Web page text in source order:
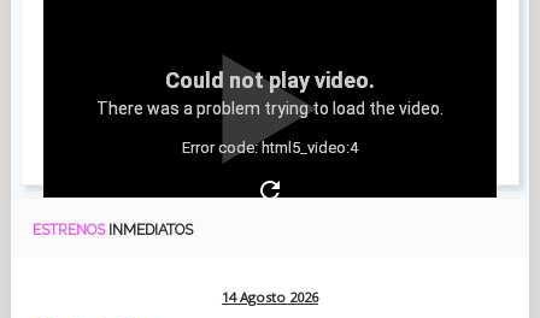
Could not play video.
There was a problem trying to load the video.
Error code: html5_video:4
ESTRENOS INMEDIATOS
14 Agosto 2026